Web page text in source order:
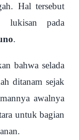
Hal tersebut
lukisan pada
.
bahwa selada
ditanam sejak
awalnya
untuk bagian